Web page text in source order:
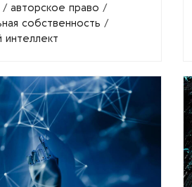
/ авторское право /
собственность /
интеллект